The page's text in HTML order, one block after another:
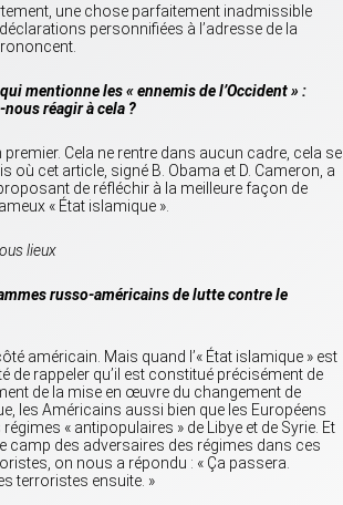
une chose parfaitement inadmissible
personnifiées à l’adresse de la
mentionne les « ennemis de l’Occident » :
réagir à cela ?
Cela ne rentre dans aucun cadre, cela se
où cet article, signé B. Obama et D. Cameron, a
de réfléchir à la meilleure façon de
« État islamique ».
lieux
russo-américains de lutte contre le
américain. Mais quand l’« État islamique » est
de rappeler qu’il est constitué précisément de
de la mise en œuvre du changement de
les Américains aussi bien que les Européens
« antipopulaires » de Libye et de Syrie. Et
camp des adversaires des régimes dans ces
on nous a répondu : « Ça passera.
terroristes ensuite. »